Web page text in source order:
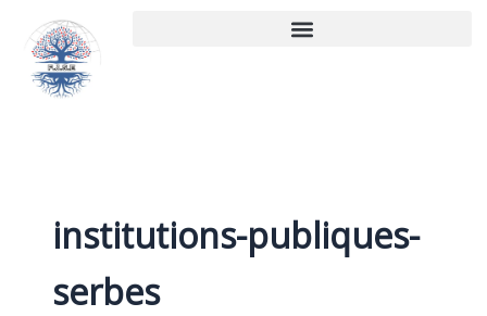
contenu
institutions-publiques-
serbes